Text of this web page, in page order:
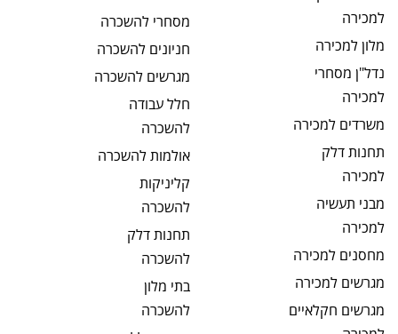
למכירה
מלון למכירה
נדל"ן מסחרי
למכירה
משרדים למכירה
תחנות דלק
למכירה
מבני תעשיה
למכירה
מחסנים למכירה
מגרשים למכירה
מגרשים חקלאיים
מסחרי להשכרה
חניונים להשכרה
מגרשים להשכרה
חלל עבודה
להשכרה
אולמותלהשכרה
קליניקות
להשכרה
תחנות דלק
להשכרה
בתי מלון
להשכרה